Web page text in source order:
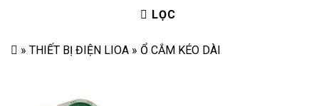
LỌC
» THIẾT BỊ ĐIỆN LIOA » Ổ CẮM KÉO DÀI